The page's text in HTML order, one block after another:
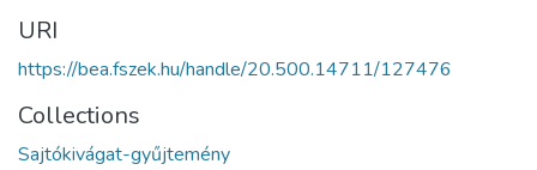
URI
https://bea.fszek.hu/handle/20.500.14711/127476
Collections
Sajtókivágat-gyűjtemény